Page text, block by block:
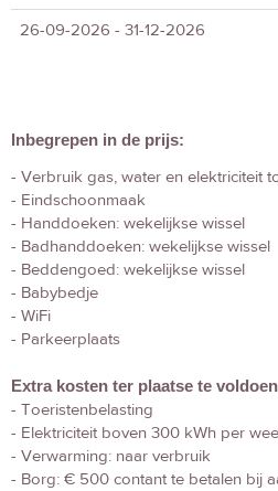
26-09-2026 - 31-12-2026
Inbegrepen in de prijs:
- Verbruik gas, water en elektriciteit
- Eindschoonmaak
- Handdoeken: wekelijkse wissel
- Badhanddoeken: wekelijkse wissel
- Beddengoed: wekelijkse wissel
- Babybedje
- WiFi
- Parkeerplaats
Extra kosten ter plaatse te
- Toeristenbelasting
- Elektriciteit boven 300 kWh per
- Verwarming: naar verbruik
- Borg: € 500 contant te betalen bij